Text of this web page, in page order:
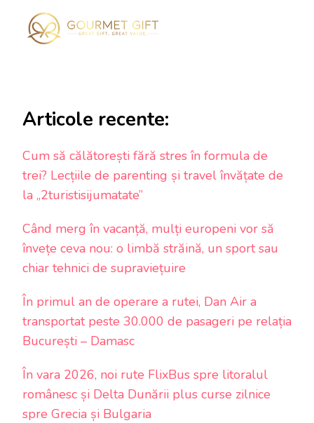
Articole recente:
Cum să călătorești fără stres în formula de
trei? Lecțiile de parenting și travel învățate de
la „2turistisijumatate”
Când merg în vacanță, mulți europeni vor să
învețe ceva nou: o limbă străină, un sport sau
chiar tehnici de supraviețuire
În primul an de operare a rutei, Dan Air a
transportat peste 30.000 de pasageri pe relația
București – Damasc
În vara 2026, noi rute FlixBus spre litoralul
românesc și Delta Dunării plus curse zilnice
spre Grecia și Bulgaria